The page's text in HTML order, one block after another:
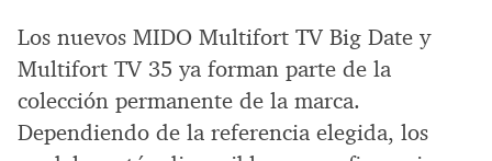
Los nuevos MIDO Multifort TV Big Date y
Multifort TV 35 ya forman parte de la
colección permanente de la marca.
Dependiendo de la referencia elegida, los